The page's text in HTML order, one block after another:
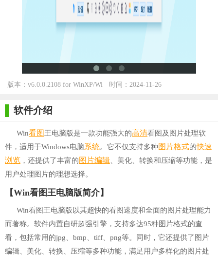
版本：v6.0.0.2108 for WinXP/Wi
时间：2024-11-26
软件介绍
Win看图王电脑版是一款功能强大的高清看图及图片处理软
件，适用于Windows电脑系统。它不仅支持多种图片格式的快速
浏览 ，还提供了丰富的图片编辑 、美化、转换和压缩等功能，是
用户处理图片的理想选择。
【Win看图王电脑版简介】
Win看图王电脑版以其超快的看图速度和全面的图片处理能力
而著称。软件内置自研超强引擎，支持多达95种图片格式的查
看，包括常用的jpg、bmp、tiff、png等。同时，它还提供了图片
编辑、美化、转换、压缩等多种功能，满足用户多样化的图片处